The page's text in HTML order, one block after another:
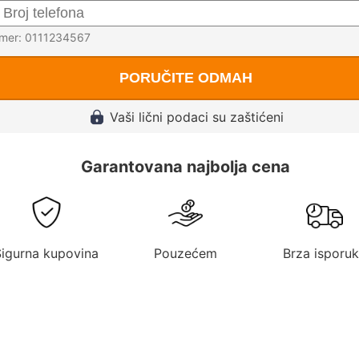
0111234567
PORUČITE ODMAH
Vaši lični podaci su zaštićeni
Garantovana najbolja cena
kupovina Pouzećem Brza